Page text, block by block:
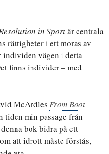
in Sportär centrala
rättigheter i ett moras av
individen vägen i detta
finns individer – med
McArdles From Boot
tiden min passage från
bok bidra på ett
att idrott måste förstås,